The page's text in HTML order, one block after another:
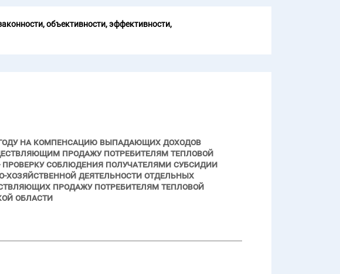
объективности, эффективности,
на компенсацию выпадающих доходов
продажу потребителям тепловой
соблюдения получателями субсидии
хозяйственной деятельности отдельных
продажу потребителям тепловой
области